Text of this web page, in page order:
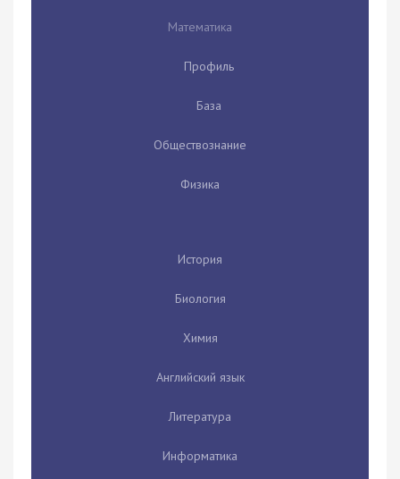
Математика
Профиль
База
Обществознание
Физика
История
Биология
Химия
Английский язык
Литература
Информатика